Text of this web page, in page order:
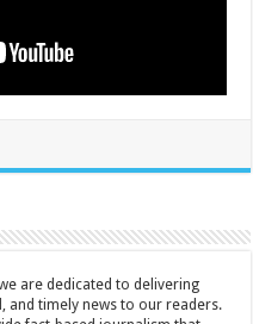
are dedicated to delivering
and timely news to our readers.